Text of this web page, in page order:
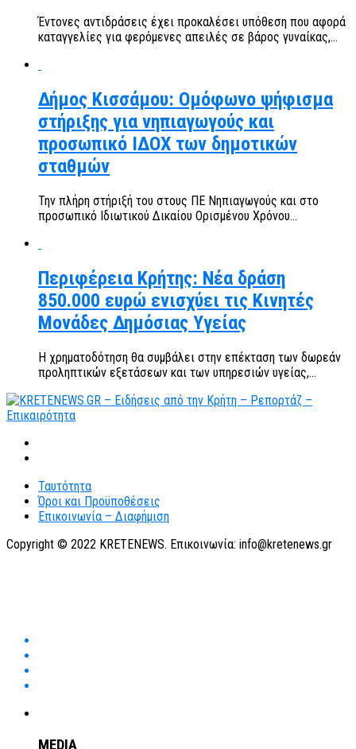
Έντονες αντιδράσεις έχει προκαλέσει υπόθεση που αφορά
καταγγελίες για φερόμενες απειλές σε βάρος γυναίκας,...
Δήμος Κισσάμου: Ομόφωνο ψήφισμα
στήριξης για νηπιαγωγούς και
προσωπικό ΙΔΟΧ των δημοτικών
σταθμών
Την πλήρη στήριξή του στους ΠΕ Νηπιαγωγούς και στο
προσωπικό Ιδιωτικού Δικαίου Ορισμένου Χρόνου...
Περιφέρεια Κρήτης: Νέα δράση
850.000 ευρώ ενισχύει τις Κινητές
Μονάδες Δημόσιας Υγείας
Η χρηματοδότηση θα συμβάλει στην επέκταση των δωρεάν
προληπτικών εξετάσεων και των υπηρεσιών υγείας,...
Ταυτότητα
Όροι και Προϋποθέσεις
Επικοινωνία – Διαφήμιση
Copyright © 2022 KRETENEWS. Επικοινωνία: info@kretenews.gr
MEDIA